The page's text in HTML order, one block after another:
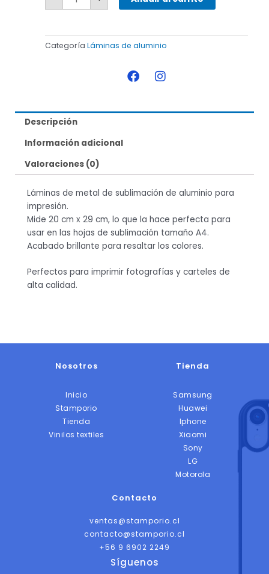
Categoría Láminas de aluminio
F
a
b
I
n
a
Descripción
Información adicional
Valoraciones (0)
Láminas de metal de sublimación de aluminio para
impresión.
Mide 20 cm x 29 cm, lo que la hace perfecta para
usar en las hojas de sublimación tamaño A4.
Acabado brillante para resaltar los colores.
Perfectos para imprimir fotografías y carteles de
alta calidad.
Nosotros
Inicio
Stamporio
Tienda
Vinilos textiles
Tienda
Samsung
Huawei
Iphone
Xiaomi
Sony
LG
Motorola
Contacto
ventas@stamporio.cl
contacto@stamporio.cl
+56 9 6902 2249
Síguenos